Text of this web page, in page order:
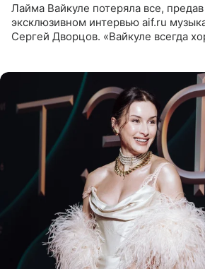
Лайма Вайкуле потеряла все,
эксклюзивном интервью aif.ru
Сергей Дворцов. «Вайкуле всегда